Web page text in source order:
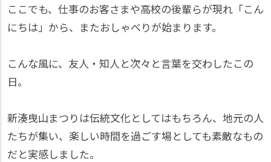
ここでも、仕事のお客さまや高校の後輩らが現れ「こん
にちは」から、またおしゃべりが始まります。
こんな風に、友人・知人と次々と言葉を交わしたこの
日。
新湊曳山まつりは伝統文化としてはもちろん、地元の人
たちが集い、楽しい時間を過ごす場としても素敵なもの
だと実感しました。